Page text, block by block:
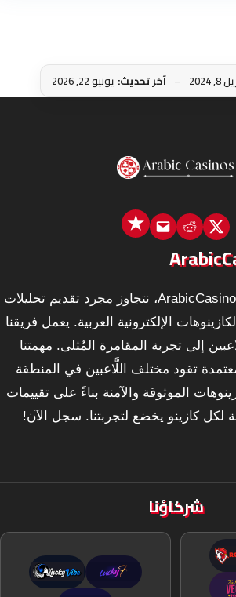
2024 آخر تحديث: يونيو 22, 2026
X
Reddit
Email
منذ 2016، في ArabicCasinos.com، نتجاوز مجرد تقديم تحليلات
الإلكترونية العربية. يعمل فريقنا
إلى تجربة المقامرة المُثلى. مهمتنا
تقود مختلف اللَّاعبين في المنطقة
الموثوقة والآمنة بناءً على تقييمات
لكل كازينو يخضع لتجربتنا. سجل الآن!
شركاؤنا